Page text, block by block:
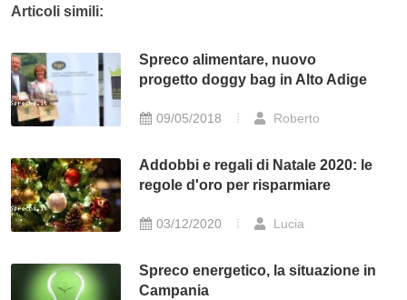
Articoli simili:
Spreco alimentare, nuovo
progetto doggy bag in Alto Adige
09/05/2018 Roberto
Addobbi e regali di Natale 2020: le
regole d'oro per risparmiare
03/12/2020 Lucia
Spreco energetico, la situazione in
Campania